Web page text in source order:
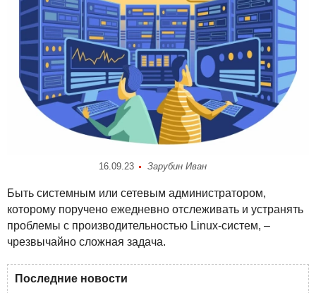
16.09.23 Зарубин Иван
Быть системным или сетевым администратором,
которому поручено ежедневно отслеживать и устранять
проблемы с производительностью Linux-систем, –
чрезвычайно сложная задача.
Последние новости